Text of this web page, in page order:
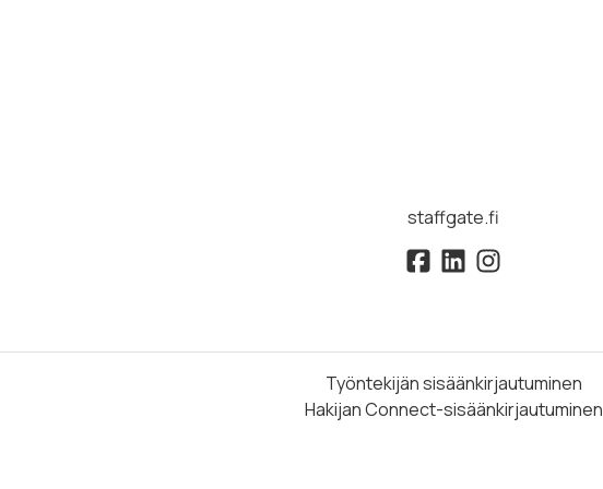
staffgate.fi
Työntekijän sisäänkirjautuminen
Hakijan Connect-sisäänkirjautuminen